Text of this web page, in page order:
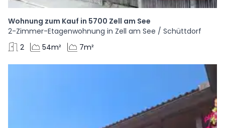
Wohnung zum Kauf in 5700 Zell am See
2-Zimmer-Etagenwohnung in Zell am See / Schüttdorf
2
54m² 7m²